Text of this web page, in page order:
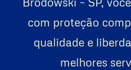
com proteção
qualidade e
melhores